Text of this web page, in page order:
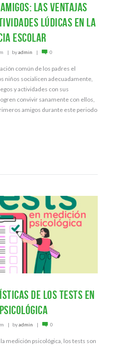
las ventajas
lúdicas en la
escolar
byadmin 0
común de los padres el
niños socialicen adecuadamente,
y actividades con sus
convivir sanamente con ellos,
amigos durante este periodo
de los tests en
byadmin 0
la medición psicológica, los tests son